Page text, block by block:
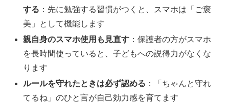
する ：先に勉強する習慣がつくと、スマホは「ご褒
美」として機能します
親自身のスマホ使用も見直す ：保護者の方がスマホ
を長時間使っていると、子どもへの説得力がなくな
ります
ルールを守れたときは必ず認める ：「ちゃんと守れ
てるね」のひと言が自己効力感を育てます